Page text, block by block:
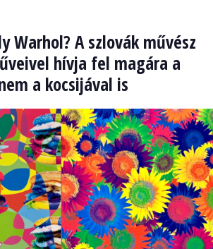
Warhol? A szlovák művész
hívja fel magára a
a kocsijával is